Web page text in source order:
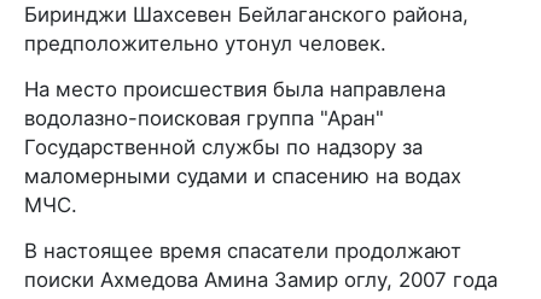
Биринджи Шахсевен Бейлаганского района,
предположительно утонул человек.
На место происшествия была направлена
водолазно-поисковая группа "Аран"
Государственной службы по надзору за
маломерными судами и спасению на водах
МЧС.
В настоящее время спасатели продолжают
поиски Ахмедова Амина Замир оглу, 2007 года